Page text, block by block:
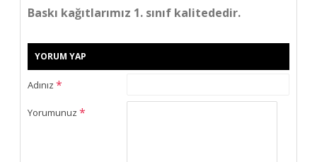
Baskı kağıtlarımız 1. sınıf kalitededir.
YORUM YAP
Adınız
Yorumunuz